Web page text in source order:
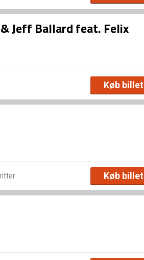
Jeff Ballard feat. Felix
Køb billet
Køb billet